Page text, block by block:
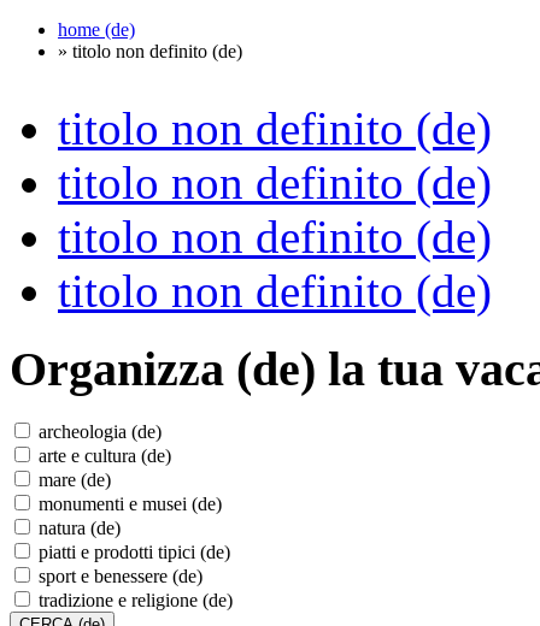
home (de)
» titolo non definito (de)
titolo non definito (de)
titolo non definito (de)
titolo non definito (de)
titolo non definito (de)
Organizza (de) la tua
archeologia (de)
arte e cultura (de)
mare (de)
monumenti e musei (de)
natura (de)
piatti e prodotti tipici (de)
sport e benessere (de)
tradizione e religione (de)